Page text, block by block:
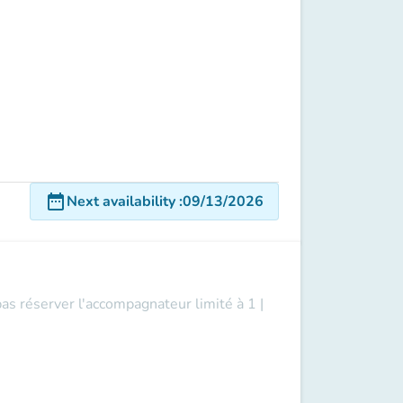
date_rangeNext availability:09/13/2026
réserver l'accompagnateur limité à 1 |